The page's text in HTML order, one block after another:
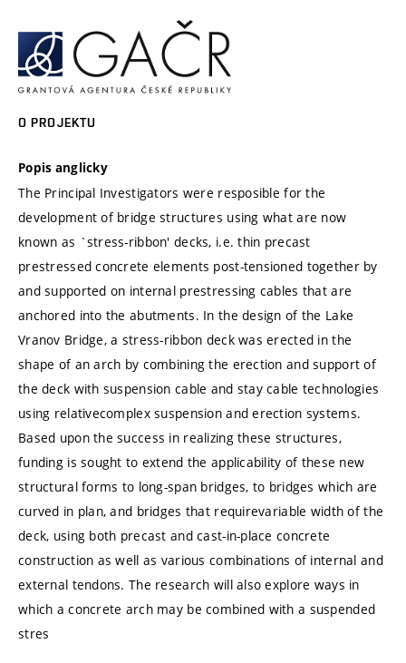
O PROJEKTU
Popis anglicky
The Principal Investigators were resposible for the
development of bridge structures using what are now
known as `stress-ribbon' decks, i.e. thin precast
prestressed concrete elements post-tensioned together by
and supported on internal prestressing cables that are
anchored into the abutments. In the design of the Lake
Vranov Bridge, a stress-ribbon deck was erected in the
shape of an arch by combining the erection and support of
the deck with suspension cable and stay cable technologies
using relativecomplex suspension and erection systems.
Based upon the success in realizing these structures,
funding is sought to extend the applicability of these new
structural forms to long-span bridges, to bridges which are
curved in plan, and bridges that requirevariable width of the
deck, using both precast and cast-in-place concrete
construction as well as various combinations of internal and
external tendons. The research will also explore ways in
which a concrete arch may be combined with a suspended
stres